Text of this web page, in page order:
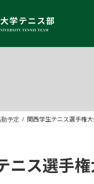
予定 関西学生テニス選手権
ニス選手